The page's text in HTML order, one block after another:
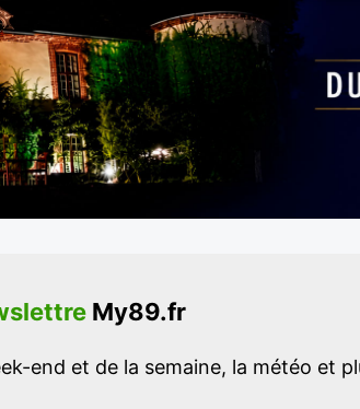
My89.fr
end et de la semaine, la météo et